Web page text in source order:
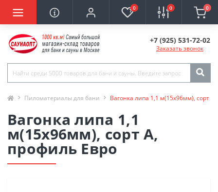
0 0 0
+7 (925) 531-72-02
Заказать звонок
Пиломатериалы для бани Вагонка липа 1,1 м(15х96мм), сорт
Вагонка липа 1,1
м(15х96мм), сорт А,
профиль Евро